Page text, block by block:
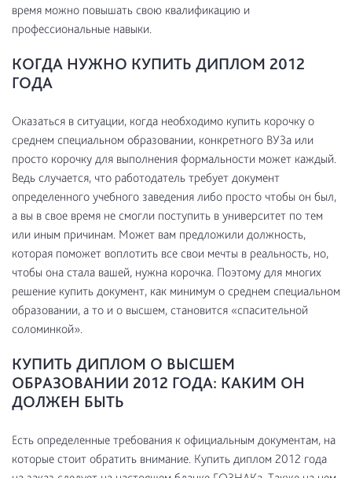
время можно повышать свою квалификацию и
профессиональные навыки.
КОГДА НУЖНО КУПИТЬ ДИПЛОМ 2012
ГОДА
Оказаться в ситуации, когда необходимо купить корочку о
среднем специальном образовании, конкретного ВУЗа или
просто корочку для выполнения формальности может каждый.
Ведь случается, что работодатель требует документ
определенного учебного заведения либо просто чтобы он был,
а вы в свое время не смогли поступить в университет по тем
или иным причинам. Может вам предложили должность,
которая поможет воплотить все свои мечты в реальность, но,
чтобы она стала вашей, нужна корочка. Поэтому для многих
решение купить документ, как минимум о среднем специальном
образовании, а то и о высшем, становится «спасительной
соломинкой».
КУПИТЬ ДИПЛОМ О ВЫСШЕМ
ОБРАЗОВАНИИ 2012 ГОДА: КАКИМ ОН
ДОЛЖЕН БЫТЬ
Есть определенные требования к официальным документам, на
которые стоит обратить внимание. Купить диплом 2012 года